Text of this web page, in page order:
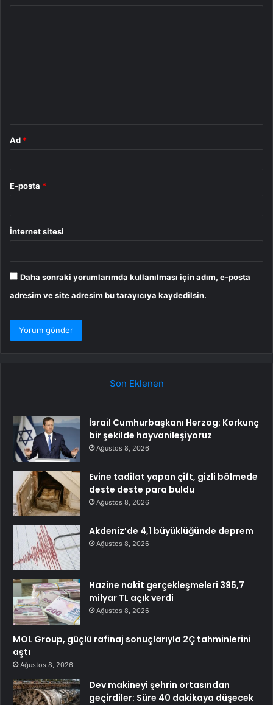
Ad *
E-posta *
İnternet sitesi
Daha sonraki yorumlarımda kullanılması için adım, e-posta
adresim ve site adresim bu tarayıcıya kaydedilsin.
Son Eklenen
İsrail Cumhurbaşkanı Herzog: Korkunç
bir şekilde hayvanileşiyoruz
Ağustos 8, 2026
Evine tadilat yapan çift, gizli bölmede
deste deste para buldu
Ağustos 8, 2026
Akdeniz’de 4,1 büyüklüğünde deprem
Ağustos 8, 2026
Hazine nakit gerçekleşmeleri 395,7
milyar TL açık verdi
Ağustos 8, 2026
MOL Group, güçlü rafinaj sonuçlarıyla 2Ç tahminlerini
aştı
Ağustos 8, 2026
Dev makineyi şehrin ortasından
geçirdiler: Süre 40 dakikaya düşecek